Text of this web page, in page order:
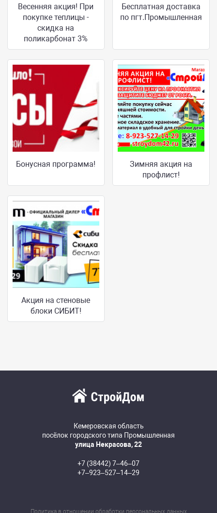
Весенняя акция! При
покупке теплицы -
скидка на
поликарбонат 3%
Бесплатная доставка
по пгт.Промышленная
Бонусная программа!
Зимняя акция на
профлист!
Акция на стеновые
блоки СИБИТ!
Кемеровская область
посёлок городского типа Промышленная
улица Некрасова, 22
+7 (38442) 7‒46‒07
+7‒923‒527‒14‒29
Политика в отношении обработки персональных данных